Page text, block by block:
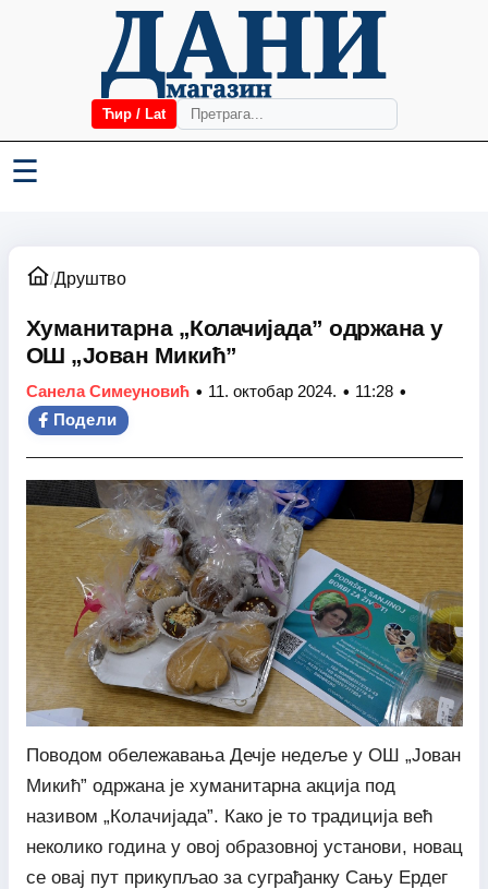
Ћир / Lat
☰
/Друштво
Хуманитарна „Колачијада” одржана у
ОШ „Јован Микић”
Санела Симеуновић • 11. октобар 2024. • 11:28 •
Подели
Поводом обележавања Дечје недеље у ОШ „Јован
Микић” одржана је хуманитарна акција под
називом „Колачијада”. Како је то традиција већ
неколико година у овој образовној установи, новац
се овај пут прикупљао за суграђанку Сању Ердег